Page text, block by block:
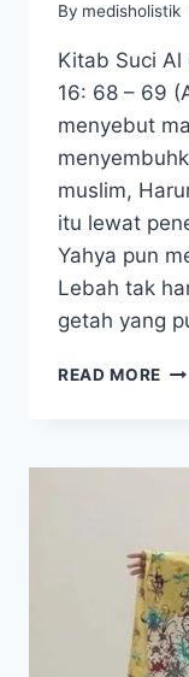
By medisholistik
Kitab Suci Al
16: 68 – 69
menyebut
muslim,
itu lewat
Yahya pun
Lebah tak
getah yang
READ MORE